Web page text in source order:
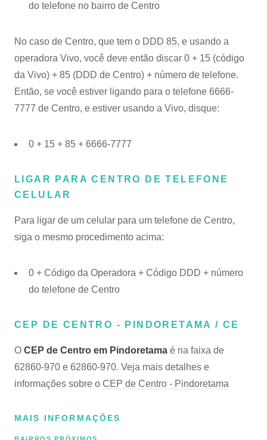
do telefone no bairro de Centro
No caso de Centro, que tem o DDD 85, e usando a
operadora Vivo, você deve então discar 0 + 15 (código
da Vivo) + 85 (DDD de Centro) + número de telefone.
Então, se você estiver ligando para o telefone 6666-
7777 de Centro, e estiver usando a Vivo, disque:
0 + 15 + 85 + 6666-7777
LIGAR PARA CENTRO DE TELEFONE
CELULAR
Para ligar de um celular para um telefone de Centro,
siga o mesmo procedimento acima:
0 + Código da Operadora + Código DDD + número
do telefone de Centro
CEP DE CENTRO - PINDORETAMA / CE
O CEP de Centro em Pindoretama é na faixa de
62860-970 e 62860-970. Veja mais detalhes e
informações sobre o CEP de Centro - Pindoretama
MAIS INFORMAÇÕES